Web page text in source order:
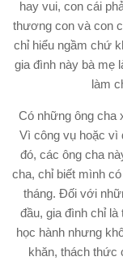
hay vui, con cái
thương con và con
chỉ hiểu ngầm chứ
gia đình này bà mẹ
làm
Có những ông cha
Vì công vụ hoặc vì
đó, các ông cha
cha, chỉ biết mình
tháng. Đối với
đầu, gia đình chỉ
học hành nhưng
khăn, thách thức